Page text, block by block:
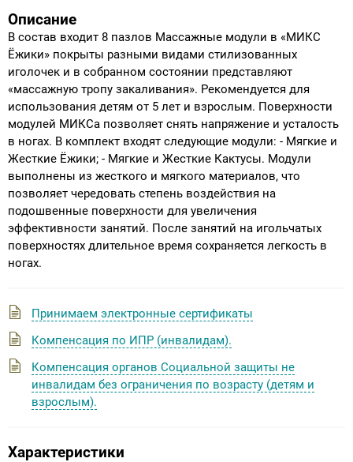
Описание
В состав входит 8 пазлов Массажные модули в «МИКС
Ёжики» покрыты разными видами стилизованных
иголочек и в собранном состоянии представляют
«массажную тропу закаливания». Рекомендуется для
использования детям от 5 лет и взрослым. Поверхности
модулей МИКСа позволяет снять напряжение и усталость
в ногах. В комплект входят следующие модули: - Мягкие и
Жесткие Ёжики; - Мягкие и Жесткие Кактусы. Модули
выполнены из жесткого и мягкого материалов, что
позволяет чередовать степень воздействия на
подошвенные поверхности для увеличения
эффективности занятий. После занятий на игольчатых
поверхностях длительное время сохраняется легкость в
ногах.
Принимаем электронные сертификаты
Компенсация по ИПР (инвалидам).
Компенсация органов Социальной защиты не
инвалидам без ограничения по возрасту (детям и
взрослым).
Характеристики
Одежда ортопедическая (адаптивная) для
инвалидов
Индивидуальное изготовление